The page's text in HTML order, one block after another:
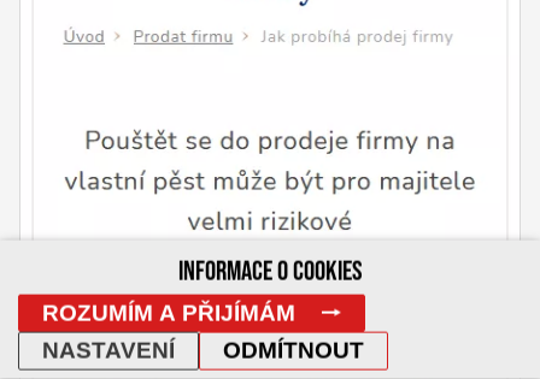
INFORMACE O COOKIES
ROZUMÍM A PŘIJÍMÁM
ODMÍTNOUT
NASTAVENÍ